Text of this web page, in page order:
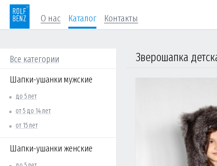
О нас Каталог Контакты
Все категории
Шапки-ушанки мужские
до 5 лет
от 5 до 14 лет
от 15 лет
Шапки-ушанки женские
Зверошапка